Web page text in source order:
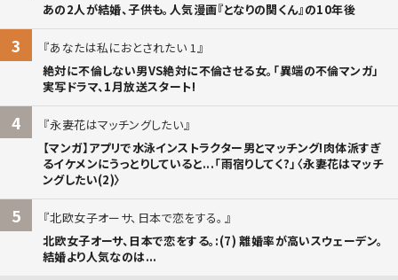
あの2人が結婚、子供も。人気漫画『となりの関くん』の10年後
3
あなたは私におとされたい 1
絶対に不倫しない男VS絶対に不倫させる女。「異端の不倫マンガ」
実写ドラマ、1月放送スタート!
4
永妻花はマッチングしたい
【マンガ】アプリで水泳インストラクター男とマッチング!肉体派すぎ
るイケメンにうっとりしていると...「雨宿りしてく?」〈永妻花はマッチ
ングしたい(2)〉
5
北欧女子オーサ、日本で恋をする。
北欧女子オーサ、日本で恋をする。:(7) 離婚率が高いスウェーデン。
結婚より人気なのは...